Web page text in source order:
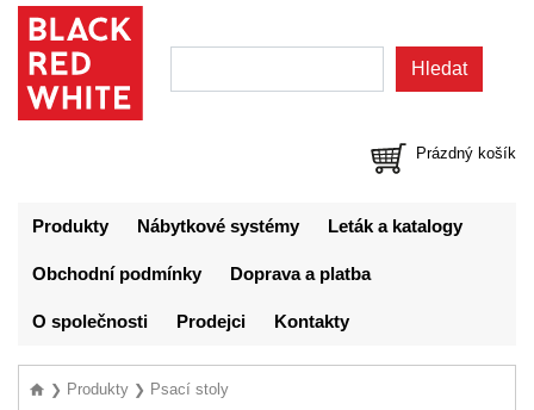
Prázdný košík
Produkty Nábytkové systémy Leták a katalogy
Obchodní podmínky Doprava a platba
O společnosti Prodejci Kontakty
❯ Produkty ❯ Psací stoly